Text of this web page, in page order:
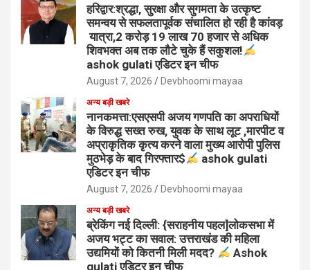
हरिद्वार:श्रद्धा, सुरक्षा और सुगमता के उत्कृष्ट
समन्वय से सफलतापूर्वक संचालित हो रही है कांवड़
यात्रा,2 करोड़ 19 लाख 70 हजार से अधिक
शिवभक्त अब तक लौटे चुके हैं सकुशल!
ashok gulati एडिटर इन चीफ
August 7, 2026 Devbhoomi mayaa
अन्य बड़ी खबरे
नानकमत्ता:एसएसपी अजय गणपति का अपराधियों
के विरुद्ध सख्त रुख, युवक के साथ लूट ,मारपीट व
अप्राकृतिक कृत्य करने वाला मुख्य आरोपी पुलिस
मुठभेड़ के बाद गिरफ्तार$
ashok gulati
एडिटर इन चीफ
August 7, 2026 Devbhoomi mayaa
अन्य बड़ी खबरे
ब्रेकिंग नई दिल्ली: {सराहनीय पहल]लोकसभा में
अजय भट्ट का सवाल: उत्तराखंड की महिला
उद्यमियों को कितनी मिली मदद?
Ashok
gulati एडिटर इन चीफ